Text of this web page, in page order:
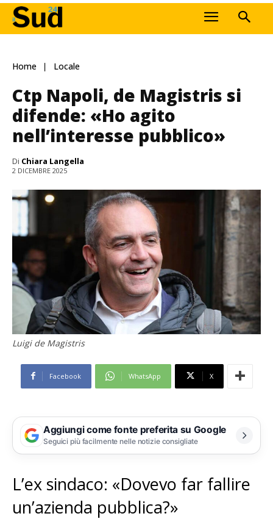
Home Locale
Ctp Napoli, de Magistris si
difende: «Ho agito
nell’interesse pubblico»
Di Chiara Langella
2 DICEMBRE 2025
Luigi de Magistris
Facebook WhatsApp X
Aggiungi come fonte preferita su Google
Seguici più facilmente nelle notizie consigliate
L’ex sindaco: «Dovevo far fallire
un’azienda pubblica?»